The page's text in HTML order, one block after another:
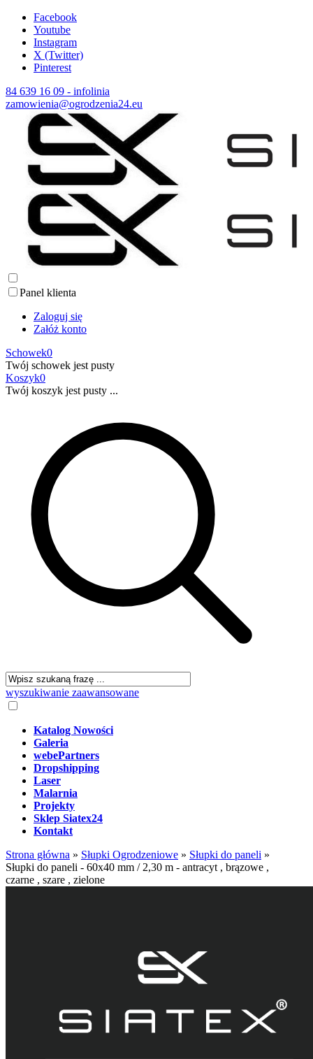
Facebook
Youtube
Instagram
X (Twitter)
Pinterest
84 639 16 09 - infolinia
zamowienia@ogrodzenia24.eu
Panel klienta
Zaloguj się
Załóż konto
Schowek0
Twój schowek jest pusty
Koszyk0
Twój koszyk jest pusty ...
wyszukiwanie zaawansowane
Katalog Nowości
Galeria
webePartners
Dropshipping
Laser
Malarnia
Projekty
Sklep Siatex24
Kontakt
Strona główna » Słupki Ogrodzeniowe » Słupki do paneli »
Słupki do paneli - 60x40 mm / 2,30 m - antracyt , brązowe ,
czarne , szare , zielone